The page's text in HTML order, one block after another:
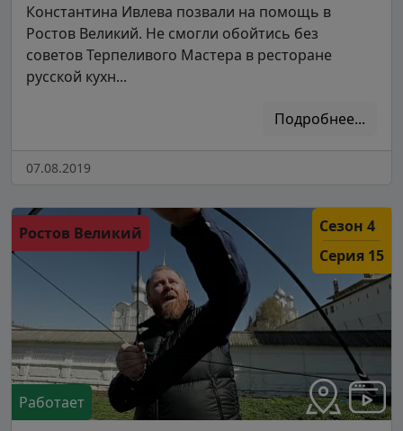
Константина Ивлева позвали на помощь в
Ростов Великий. Не смогли обойтись без
советов Терпеливого Мастера в ресторане
русской кухн...
Подробнее...
07.08.2019
Ростов Великий
Сезон 4
Серия 15
Работает